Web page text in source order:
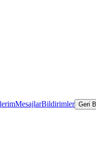
MesajlarBildirimler Geri